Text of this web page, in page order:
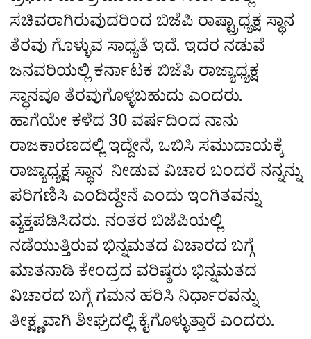
ಸಚಿವರಾಗಿರುವುದರಿಂದ ಬಿಜೆಪಿ ರಾಷ್ಟ್ರಾಧ್ಯಕ್ಷ ಸ್ಥಾನ
ತೆರವು ಗೊಳ್ಳುವ ಸಾಧ್ಯತೆ ಇದೆ. ಇದರ ನಡುವೆ
ಜನವರಿಯಲ್ಲಿ ಕರ್ನಾಟಕ ಬಿಜೆಪಿ ರಾಜ್ಯಾಧ್ಯಕ್ಷ
ಸ್ಥಾನವೂ ತೆರವುಗೊಳ್ಳಬಹುದು ಎಂದರು.
ಹಾಗೆಯೇ ಕಳೆದ 30 ವರ್ಷದಿಂದ ನಾನು
ರಾಜಕಾರಣದಲ್ಲಿ ಇದ್ದೇನೆ, ಒಬಿಸಿ ಸಮುದಾಯಕ್ಕೆ
ರಾಜ್ಯಾಧ್ಯಕ್ಷ ಸ್ಥಾನ ನೀಡುವ ವಿಚಾರ ಬಂದರೆ ನನ್ನನ್ನು
ಪರಿಗಣಿಸಿ ಎಂದಿದ್ದೇನೆ ಎಂದು ಇಂಗಿತವನ್ನು
ವ್ಯಕ್ತಪಡಿಸಿದರು. ನಂತರ ಬಿಜೆಪಿಯಲ್ಲಿ
ನಡೆಯುತ್ತಿರುವ ಭಿನ್ನಮತದ ವಿಚಾರದ ಬಗ್ಗೆ
ಮಾತನಾಡಿ ಕೇಂದ್ರದ ವರಿಷ್ಠರು ಭಿನ್ನಮತದ
ವಿಚಾರದ ಬಗ್ಗೆ ಗಮನ ಹರಿಸಿ ನಿರ್ಧಾರವನ್ನು
ತೀಕ್ಷ್ಣವಾಗಿ ಶೀಘ್ರದಲ್ಲಿ ಕೈಗೊಳ್ಳುತ್ತಾರೆ ಎಂದರು.